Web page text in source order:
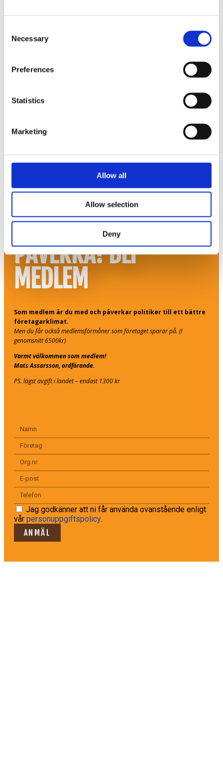
Selection
Necessary
Preferences
Statistics
Marketing
Allow all
Allow selection
Deny
Medlemskansli
Öppet vardagar 8.30-15.30
HJÄLP TILL ATT
PÅVERKA! BLI
MEDLEM
Som medlem är du med och påverkar politiker till ett bättre
företagarklimat.
Men du får också medlemsförmåner som företaget sparar på. (I
genomsnitt 6500kr)
Varmt välkommen som medlem!
Mats Assarsson, ordförande.
PS. lägst avgift i landet – endast 1300 kr
Jag godkänner att ni får använda ovanstående enligt
vår personuppgiftspolicy.
ANMÄL